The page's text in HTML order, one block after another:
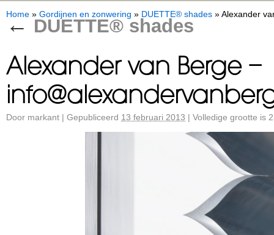
Home » Gordijnen en zonwering » DUETTE® shades »Alexander
← DUETTE® shades
Alexander van Berge –
Door markant | Gepubliceerd 13 februari 2013 | Volledige grootte is